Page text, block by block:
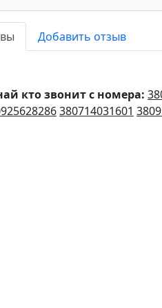
Добавить отзыв
кто звонит с номера:
380714031601